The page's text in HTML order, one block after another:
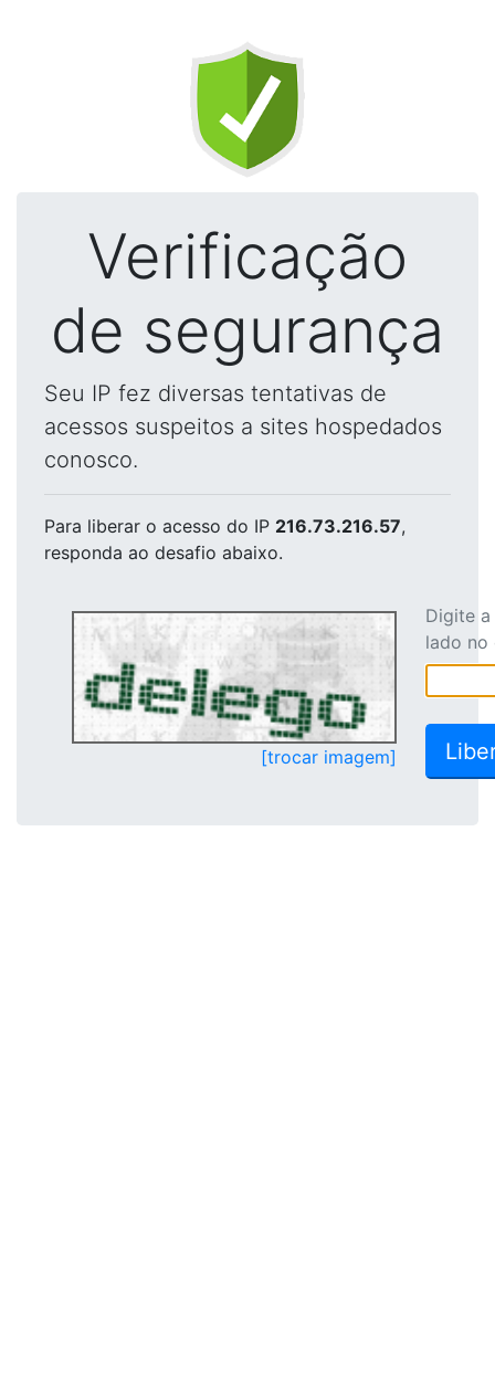
Verificação
de segurança
Seu IP fez diversas tentativas de
acessos suspeitos a sites hospedados
conosco.
Para liberar o acesso do IP 216.73.216.57,
responda ao desafio abaixo.
[trocar imagem]
Digite
lado no